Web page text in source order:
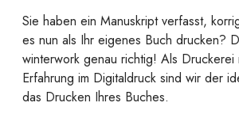
Sie haben ein Manuskript verfasst,
es nun als Ihr eigenes Buch drucken?
winterwork genau richtig! Als Druckerei
Erfahrung im Digitaldruck sind wir der
das Drucken Ihres Buches.